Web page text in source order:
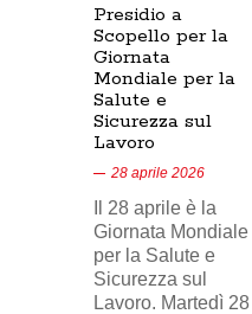
Presidio a
Scopello per la
Giornata
Mondiale per la
Salute e
Sicurezza sul
Lavoro
28 aprile 2026
Il 28 aprile è la
Giornata Mondiale
per la Salute e
Sicurezza sul
Lavoro. Martedì 28